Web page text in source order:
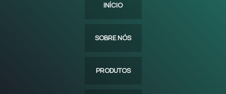
INÍCIO
SOBRE NÓS
PRODUTOS